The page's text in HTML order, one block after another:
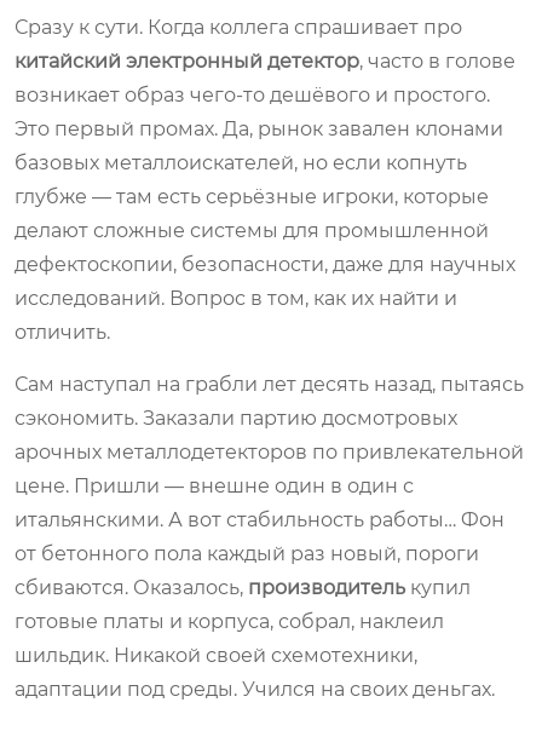
Сразу к сути. Когда коллега спрашивает про
китайский электронный детектор, часто в голове
возникает образ чего-то дешёвого и простого.
Это первый промах. Да, рынок завален клонами
базовых металлоискателей, но если копнуть
глубже — там есть серьёзные игроки, которые
делают сложные системы для промышленной
дефектоскопии, безопасности, даже для научных
исследований. Вопрос в том, как их найти и
отличить.
Сам наступал на грабли лет десять назад, пытаясь
сэкономить. Заказали партию досмотровых
арочных металлодетекторов по привлекательной
цене. Пришли — внешне один в один с
итальянскими. А вот стабильность работы… Фон
от бетонного пола каждый раз новый, пороги
сбиваются. Оказалось, производитель купил
готовые платы и корпуса, собрал, наклеил
шильдик. Никакой своей схемотехники,
адаптации под среды. Учился на своих деньгах.